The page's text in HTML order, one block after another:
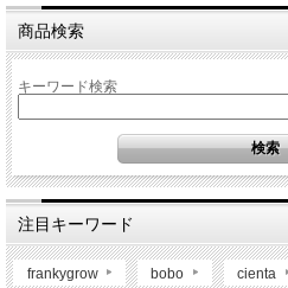
商品検索
キーワード検索
注目キーワード
frankygrow bobo cienta